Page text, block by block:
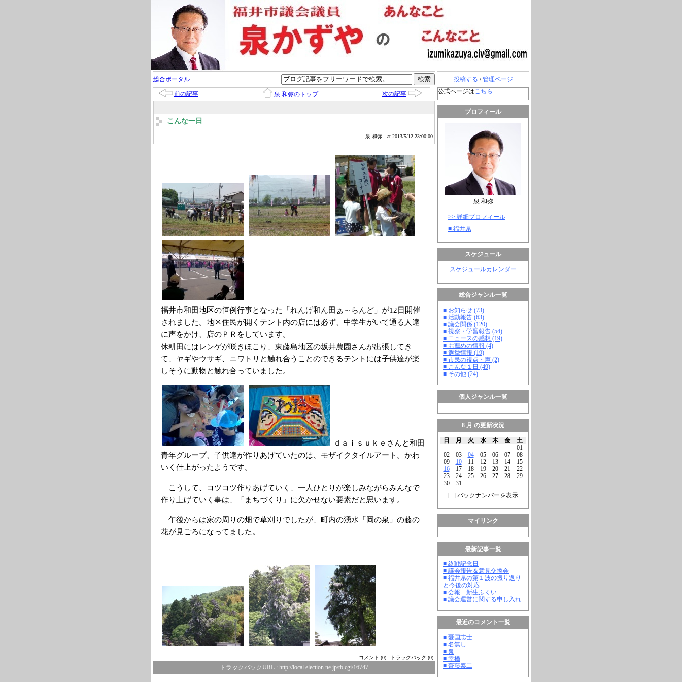
投稿する /管理ページ
公式ページはこちら
プロフィール
泉 和弥
>> 詳細プロフィール
■ 福井県
スケジュール
スケジュールカレンダー
総合ジャンル一覧
■ お知らせ (73)
■ 活動報告 (63)
■ 議会関係 (120)
■ 視察・学習報告 (54)
■ ニュースの感想 (19)
■ お薦めの情報 (4)
■ 選挙情報 (19)
■ 市民の視点・声 (2)
■ こんな１日 (49)
■ その他 (24)
個人ジャンル一覧
8 月 の更新状況
日 月 火 水 木 金
土
01
02
03 04 05 06 07
08
09
10 11 12 13 14
15
16
17 18 19 20 21
22
23
24 25 26 27 28
29
30
31
[+] バックナンバーを表示
マイリンク
最新記事一覧
■ 終戦記念日
■ 議会報告＆意見交換会
■ 福井県の第１波の振り返り
と今後の対応
■ 会報 新生ふくい
■ 議会運営に関する申し入れ
最近のコメント一覧
■ 憂国志士
■ 名無し
■ 泉
■ 幸橋
■ 齊藤泰二
総合ポータル
前の記事 泉 和弥のトップ 次の記事
こんな一日
泉 和弥 at 2013/5/12 23:00:00
福井市和田地区の恒例行事となった「れんげ和ん田ぁ～らんど」が12日開催
されました。地区住民が開くテント内の店には必ず、中学生がいて通る人達
に声をかけ、店のＰＲをしています。
休耕田にはレンゲが咲きほこり、東藤島地区の坂井農園さんが出張してき
て、ヤギやウサギ、ニワトリと触れ合うことのできるテントには子供達が楽
しそうに動物と触れ合っていました。
ｄａｉｓｕｋｅさんと和田
青年グループ、子供達が作りあげていたのは、モザイクタイルアート。かわ
いく仕上がったようです。
こうして、コツコツ作りあげていく、一人ひとりが楽しみながらみんなで
作り上げていく事は、「まちづくり」に欠かせない要素だと思います。
午後からは家の周りの畑で草刈りでしたが、町内の湧水「岡の泉」の藤の
花が見ごろになってました。
コメント (0) トラックバック (0)
トラックバックURL : http://local.election.ne.jp/tb.cgi/16747